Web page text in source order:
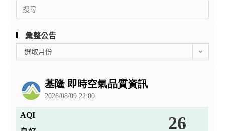
Search
for:
彙整公告
整
選取月份